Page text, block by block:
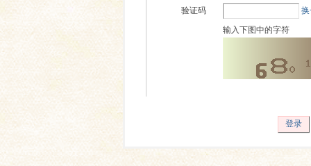
验证码
输入下图中的字符
登录